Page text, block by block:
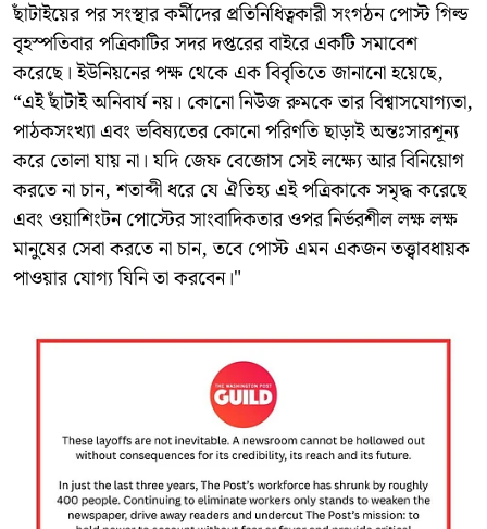
ছাঁটাইয়ের পর সংস্থার কর্মীদের প্রতিনিধিত্বকারী সংগঠন পোস্ট গিল্ড
বৃহস্পতিবার পত্রিকাটির সদর দপ্তরের বাইরে একটি সমাবেশ
করেছে। ইউনিয়নের পক্ষ থেকে এক বিবৃতিতে জানানো হয়েছে,
“এই ছাঁটাই অনিবার্য নয়। কোনো নিউজ রুমকে তার বিশ্বাসযোগ্যতা,
পাঠকসংখ্যা এবং ভবিষ্যতের কোনো পরিণতি ছাড়াই অন্তঃসারশূন্য
করে তোলা যায় না। যদি জেফ বেজোস সেই লক্ষ্যে আর বিনিয়োগ
করতে না চান, শতাব্দী ধরে যে ঐতিহ্য এই পত্রিকাকে সমৃদ্ধ করেছে
এবং ওয়াশিংটন পোস্টের সাংবাদিকতার ওপর নির্ভরশীল লক্ষ লক্ষ
মানুষের সেবা করতে না চান, তবে পোস্ট এমন একজন তত্ত্বাবধায়ক
পাওয়ার যোগ্য যিনি তা করবেন।"